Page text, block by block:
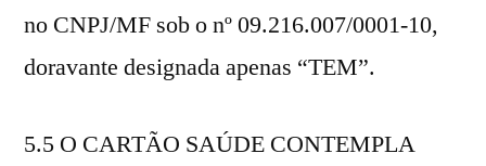
no CNPJ/MF sob o nº 09.216.007/0001-10,
doravante designada apenas “TEM”.
5.5 O CARTÃO SAÚDE CONTEMPLA